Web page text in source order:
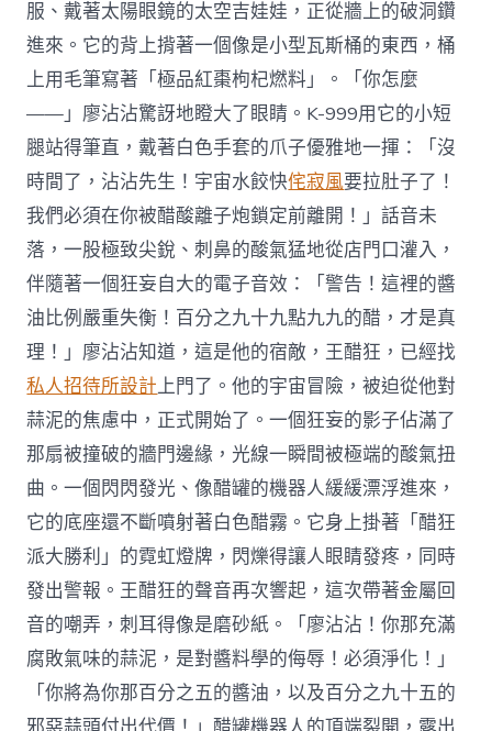
服、戴著太陽眼鏡的太空吉娃娃，正從牆上的破洞鑽
進來。它的背上揹著一個像是小型瓦斯桶的東西，桶
上用毛筆寫著「極品紅棗枸杞燃料」。「你怎麼
——」廖沾沾驚訝地瞪大了眼睛。K-999用它的小短
腿站得筆直，戴著白色手套的爪子優雅地一揮：「沒
時間了，沾沾先生！宇宙水餃快侘寂風要拉肚子了！
我們必須在你被醋酸離子炮鎖定前離開！」話音未
落，一股極致尖銳、刺鼻的酸氣猛地從店門口灌入，
伴隨著一個狂妄自大的電子音效：「警告！這裡的醬
油比例嚴重失衡！百分之九十九點九九的醋，才是真
理！」廖沾沾知道，這是他的宿敵，王醋狂，已經找
私人招待所設計上門了。他的宇宙冒險，被迫從他對
蒜泥的焦慮中，正式開始了。一個狂妄的影子佔滿了
那扇被撞破的牆門邊緣，光線一瞬間被極端的酸氣扭
曲。一個閃閃發光、像醋罐的機器人緩緩漂浮進來，
它的底座還不斷噴射著白色醋霧。它身上掛著「醋狂
派大勝利」的霓虹燈牌，閃爍得讓人眼睛發疼，同時
發出警報。王醋狂的聲音再次響起，這次帶著金屬回
音的嘲弄，刺耳得像是磨砂紙。「廖沾沾！你那充滿
腐敗氣味的蒜泥，是對醬料學的侮辱！必須淨化！」
「你將為你那百分之五的醬油，以及百分之九十五的